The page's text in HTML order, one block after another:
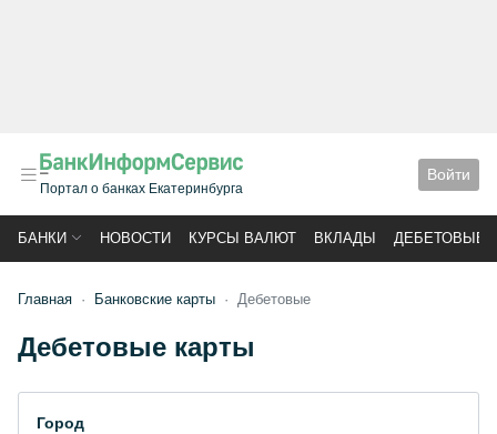
Портал о банках Екатеринбурга
Войти
БАНКИ НОВОСТИ КУРСЫ ВАЛЮТ ВКЛАДЫ ДЕБЕТОВЫЕ
Главная Банковские карты Дебетовые
Дебетовые карты
Город